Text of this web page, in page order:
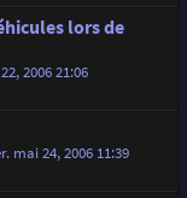
lors de
2006 21:06
mai 24, 2006 11:39